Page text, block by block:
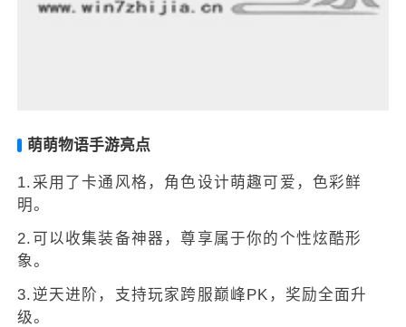
萌萌物语手游亮点
1.采用了卡通风格，角色设计萌趣可爱，色彩鲜
明。
2.可以收集装备神器，尊享属于你的个性炫酷形
象。
3.逆天进阶，支持玩家跨服巅峰PK，奖励全面升
级。